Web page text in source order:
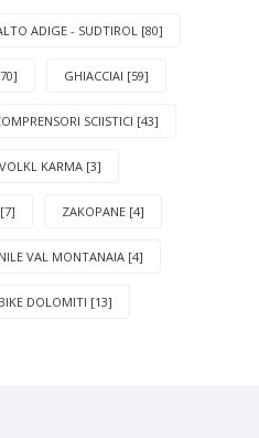
ADIGE - SUDTIROL [80]
GHIACCIAI [59]
SCIISTICI [43]
VOLKL KARMA [3]
ZAKOPANE [4]
VAL MONTANAIA [4]
DOLOMITI [13]